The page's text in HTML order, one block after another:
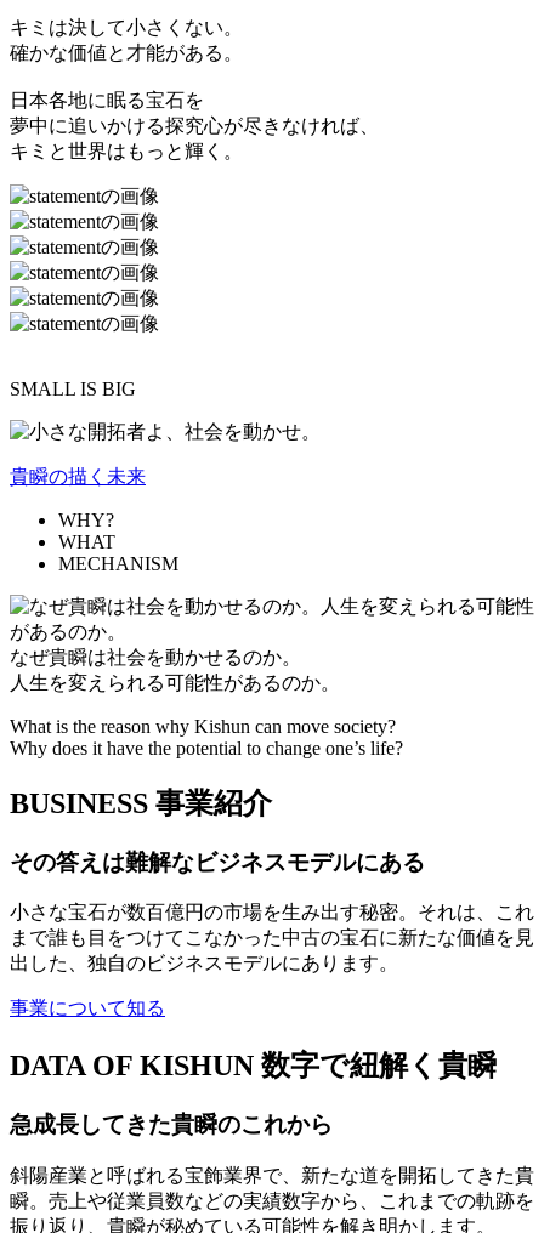
キミは決して小さくない。
確かな価値と才能がある。
日本各地に眠る宝石を
夢中に追いかける探究心が尽きなければ、
キミと世界はもっと輝く。
SMALL IS BIG
貴瞬の描く未来
WHY?
WHAT
MECHANISM
なぜ貴瞬は社会を動かせるのか。
人生を変えられる可能性があるのか。
What is the reason why Kishun can move society?
Why does it have the potential to change one’s life?
BUSINESS 事業紹介
その答えは難解なビジネスモデルにある
小さな宝石が数百億円の市場を生み出す秘密。それは、これ
まで誰も目をつけてこなかった中古の宝石に新たな価値を見
出した、独自のビジネスモデルにあります。
事業について知る
DATA OF KISHUN 数字で紐解く貴瞬
急成長してきた貴瞬のこれから
斜陽産業と呼ばれる宝飾業界で、新たな道を開拓してきた貴
瞬。売上や従業員数などの実績数字から、これまでの軌跡を
振り返り、貴瞬が秘めている可能性を解き明かします。